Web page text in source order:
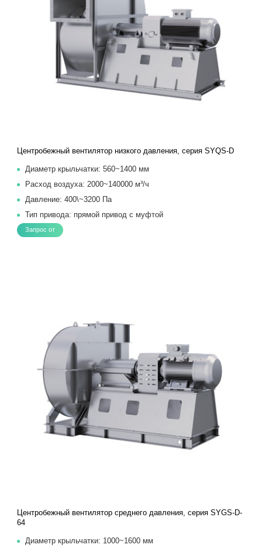
Центробежный вентилятор низкого давления, серия SYQS-D
Диаметр крыльчатки: 560~1400 мм
Расход воздуха: 2000~140000 м³/ч
Давление: 400\~3200 Па
Тип привода: прямой привод с муфтой
Запрос от
Центробежный вентилятор среднего давления, серия SYGS-D-
64
Диаметр крыльчатки: 1000~1600 мм